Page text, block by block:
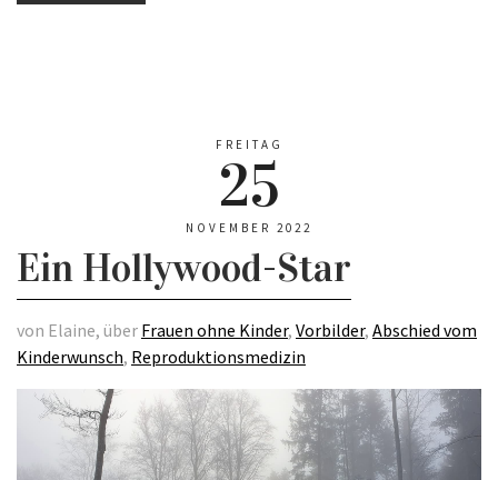
FREITAG
25
NOVEMBER 2022
Ein Hollywood-Star
von Elaine, über Frauen ohne Kinder, Vorbilder, Abschied vom
Kinderwunsch, Reproduktionsmedizin